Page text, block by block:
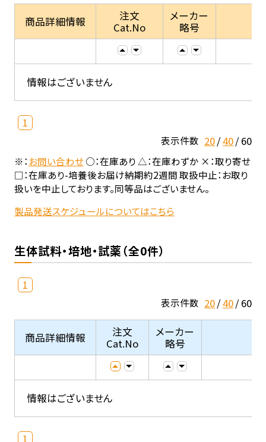
商品詳細情報
注文
Cat.No
メーカー
略号
情報はございません
1
表示件数 20 40 60
※：お問い合わせ○：在庫あり △：在庫わずか ×：取り寄せ
□：在庫あり-培養後お届け納期約2週間 取扱中止：お取り
扱いを中止しております。同等品はございません。
製品発送スケジュールについてはこちら
生体試料・培地・試薬（全0件）
1
表示件数 20 40 60
商品詳細情報
注文
Cat.No
メーカー
略号
情報はございません
1